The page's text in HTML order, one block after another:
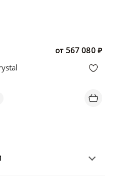
от 567 080 ₽